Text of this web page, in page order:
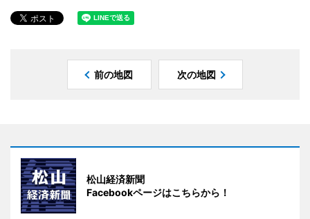
前の地図 次の地図
松山経済新聞
Facebookページはこちらから！